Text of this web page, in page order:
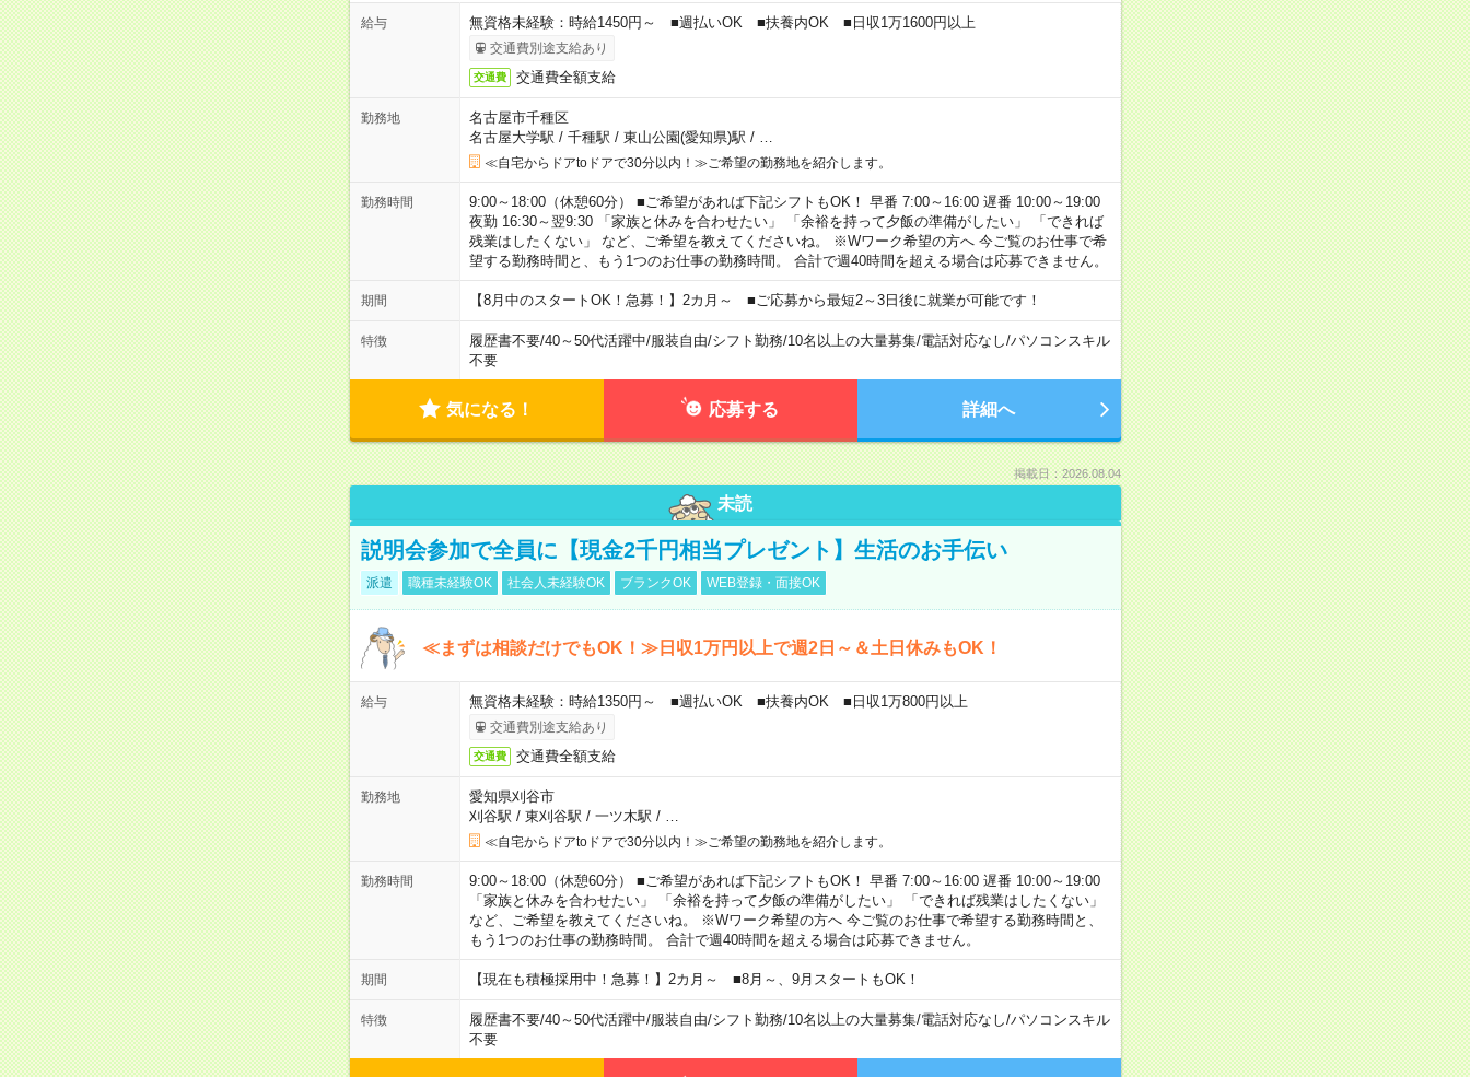
給与 無資格未経験：時給1450円～ ■週払いOK ■扶養内OK ■日収1万1600円以上
交通費別途支給あり
交通費 交通費全額支給
勤務地
名古屋市千種区
名古屋大学駅 / 千種駅 / 東山公園(愛知県)駅 /
≪自宅からドアtoドアで30分以内！≫ご希望の勤務地を紹介します。
勤務時間
9:00～18:00（休憩60分） ■ご希望があれば下記シフトもOK！ 早番 7:00～16:00 遅番 10:00～19:00
夜勤 16:30～翌9:30 「家族と休みを合わせたい」 「余裕を持って夕飯の準備がしたい」 「できれば
残業はしたくない」 など、ご希望を教えてくださいね。 ※Wワーク希望の方へ 今ご覧のお仕事で希
望する勤務時間と、もう1つのお仕事の勤務時間。 合計で週40時間を超える場合は応募できません。
期間 【8月中のスタートOK！急募！】2カ月～ ■ご応募から最短2～3日後に就業が可能です！
特徴 履歴書不要/40～50代活躍中/服装自由/シフト勤務/10名以上の大量募集/電話対応なし/パソコンスキル
不要
気になる！ 応募する 詳細へ
掲載日：2026.08.04
未読
説明会参加で全員に【現金2千円相当プレゼント】生活のお手伝い
派遣 職種未経験OK 社会人未経験OK ブランクOK WEB登録・面接OK
≪まずは相談だけでもOK！≫日収1万円以上で週2日～＆土日休みもOK！
給与 無資格未経験：時給1350円～ ■週払いOK ■扶養内OK ■日収1万800円以上
交通費別途支給あり
交通費 交通費全額支給
勤務地
愛知県刈谷市
刈谷駅 / 東刈谷駅 / 一ツ木駅 /
≪自宅からドアtoドアで30分以内！≫ご希望の勤務地を紹介します。
勤務時間
9:00～18:00（休憩60分） ■ご希望があれば下記シフトもOK！ 早番 7:00～16:00 遅番 10:00～19:00
「家族と休みを合わせたい」 「余裕を持って夕飯の準備がしたい」 「できれば残業はしたくない」
など、ご希望を教えてくださいね。 ※Wワーク希望の方へ 今ご覧のお仕事で希望する勤務時間と、
もう1つのお仕事の勤務時間。 合計で週40時間を超える場合は応募できません。
期間 【現在も積極採用中！急募！】2カ月～ ■8月～、9月スタートもOK！
特徴 履歴書不要/40～50代活躍中/服装自由/シフト勤務/10名以上の大量募集/電話対応なし/パソコンスキル
不要